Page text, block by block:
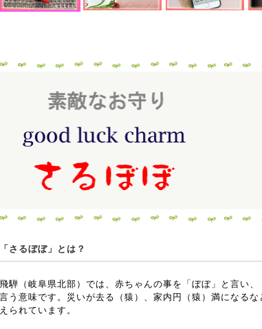
「さるぼぼ」とは？
飛騨（岐阜県北部）では、赤ちゃんの事を「ぼぼ」と言い
言う意味です。災いが去る（猿）、家内円（猿）満になる
えられています。